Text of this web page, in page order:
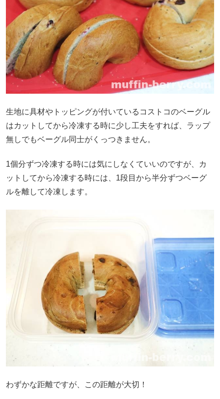
生地に具材やトッピングが付いているコストコのベーグル
はカットしてから冷凍する時に少し工夫をすれば、ラップ
無しでもベーグル同士がくっつきません。
1個分ずつ冷凍する時には気にしなくていいのですが、カ
ットしてから冷凍する時には、1段目から半分ずつベーグ
ルを離して冷凍します。
わずかな距離ですが、この距離が大切！